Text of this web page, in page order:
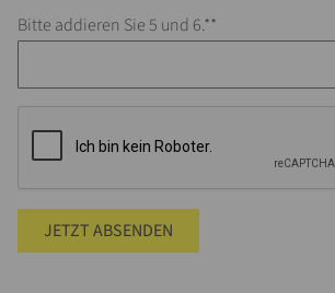
Bitte addieren Sie 5 und 6.*
JETZT ABSENDEN